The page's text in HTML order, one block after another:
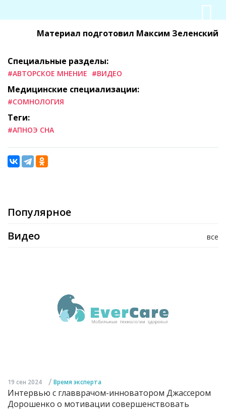
Материал подготовил Максим Зеленский
Специальные разделы:
#АВТОРСКОЕ МНЕНИЕ #ВИДЕО
Медицинские специализации:
#СОМНОЛОГИЯ
Теги:
#АПНОЭ СНА
Популярное
все
Видео
19 сен 2024 / Время эксперта
Интервью с главврачом-инноватором Джассером
Дорошенко о мотивации совершенствовать